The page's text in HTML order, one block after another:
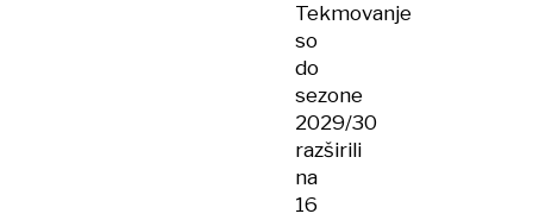
Tekmovanje
so
do
sezone
2029/30
razširili
na
16